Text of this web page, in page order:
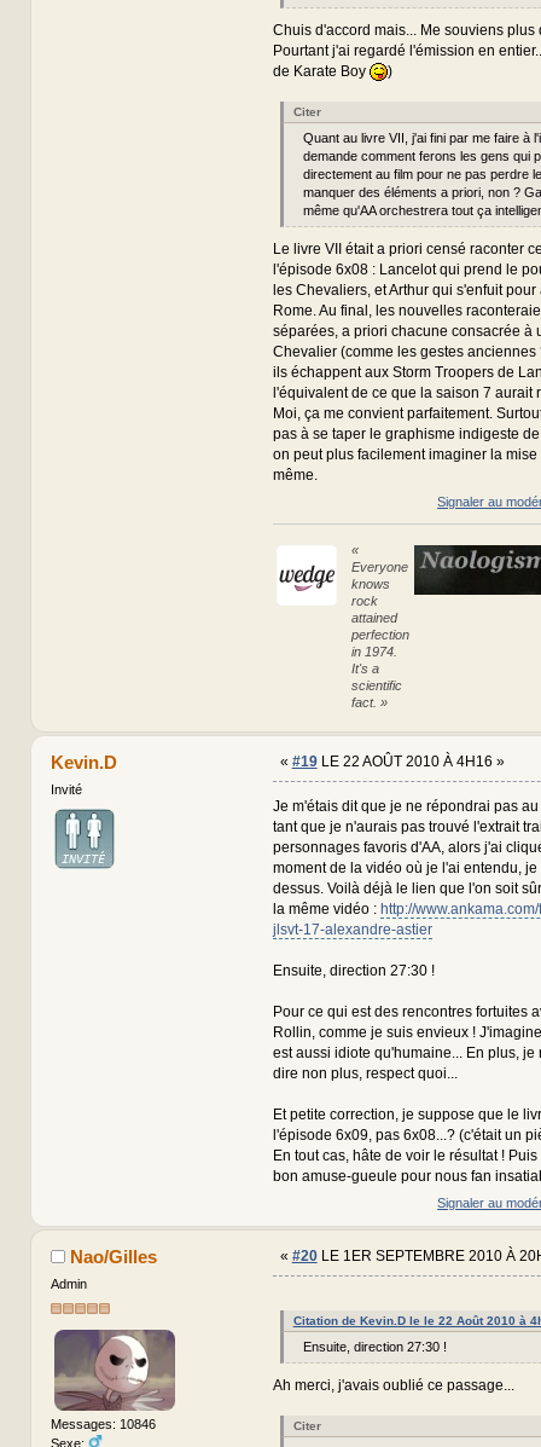
Chuis d'accord mais... Me souviens plus
Pourtant j'ai regardé l'émission en
de Karate Boy
)
Citer
Quant au livre VII, j'ai fini par me faire à
demande comment ferons les gens qui
directement au film pour ne pas perdre
manquer des éléments a priori, non ?
même qu'AA orchestrera tout ça
Le livre VII était a priori censé raconter
l'épisode 6x08 : Lancelot qui prend le
les Chevaliers, et Arthur qui s'enfuit
Rome. Au final, les nouvelles
séparées, a priori chacune consacrée à
Chevalier (comme les gestes anciennes
ils échappent aux Storm Troopers de
l'équivalent de ce que la saison 7 aurait
Moi, ça me convient parfaitement.
pas à se taper le graphisme indigeste
on peut plus facilement imaginer la
même.
Signaler au
«
Everyone
knows
rock
attained
perfection
in 1974.
It's a
scientific
fact. »
Kevin.D
Invité
« #19LE 22 AOÛT 2010 À 4H16 »
Je m'étais dit que je ne répondrai pas
tant que je n'aurais pas trouvé l'extrait
personnages favoris d'AA, alors j'ai
moment de la vidéo où je l'ai entendu,
dessus. Voilà déjà le lien que l'on soit
la même vidéo : http://
jlsvt-17-alexandre-astier
Ensuite, direction 27:30 !
Pour ce qui est des rencontres fortuites
Rollin, comme je suis envieux !
est aussi idiote qu'humaine... En plus, je
dire non plus, respect quoi...
Et petite correction, je suppose que le
l'épisode 6x09, pas 6x08...? (c'était un
En tout cas, hâte de voir le résultat !
bon amuse-gueule pour nous fan
Signaler au
Nao/Gilles
Admin
Messages: 10846
Sexe:
« #20LE 1ER SEPTEMBRE 2010 À
Citation de Kevin.D le le 22 Août 2010 à
Ensuite, direction 27:30 !
Ah merci, j'avais oublié ce passage...
Citer